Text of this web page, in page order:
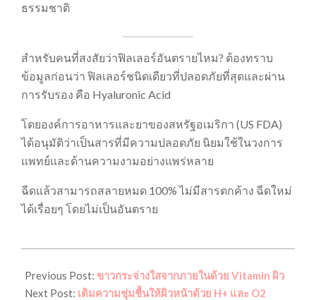
ธรรมชาติ
สำหรับคนที่สงสัยว่าฟิลเลอร์อันตรายไหม? ต้องทราบ
ข้อมูลก่อนว่า ฟิลเลอร์ชนิดเดียวที่ปลอดภัยที่สุดและผ่าน
การรับรอง คือ Hyaluronic Acid
โดยองค์การอาหารและยาของสหรัฐอเมริกา (US FDA)
ได้อนุมัติว่าเป็นสารที่มีความปลอดภัย นิยมใช้ในวงการ
แพทย์และด้านความงามอย่างแพร่หลาย
ฉีดแล้วสามารถสลายหมด 100% ไม่มีสารตกค้าง ฉีดใหม่
ได้เรื่อยๆ โดยไม่เป็นอันตราย
01-
29
Previous Post: ขาวกระจ่างใสจากภายในด้วย Vitamin ผิว
Next Post: เติมความชุ่มชื้นให้ผิวหน้าด้วย H+ และ O2